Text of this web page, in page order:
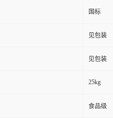
国标
见包装
见包装
25kg
食品级